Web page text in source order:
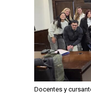
Docentes y